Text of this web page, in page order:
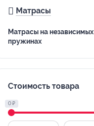
Матрасы
Матрасы на независимых
пружинах
Стоимость товара
0 ₽